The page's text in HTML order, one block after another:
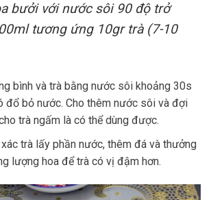
bưởi với nước sôi 90 độ trở
tương ứng 10gr trà (7-10
bình và trà bằng nước sôi khoảng 30s
đổ bỏ nước. Cho thêm nước sôi và đợi
trà ngấm là có thể dùng được.
trà lấy phần nước, thêm đá và thưởng
lượng hoa để trà có vị đậm hơn.